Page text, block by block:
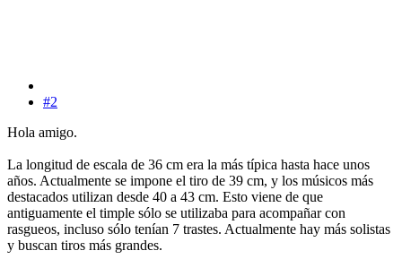
#2
Hola amigo.
La longitud de escala de 36 cm era la más típica hasta hace unos
años. Actualmente se impone el tiro de 39 cm, y los músicos más
destacados utilizan desde 40 a 43 cm. Esto viene de que
antiguamente el timple sólo se utilizaba para acompañar con
rasgueos, incluso sólo tenían 7 trastes. Actualmente hay más solistas
y buscan tiros más grandes.